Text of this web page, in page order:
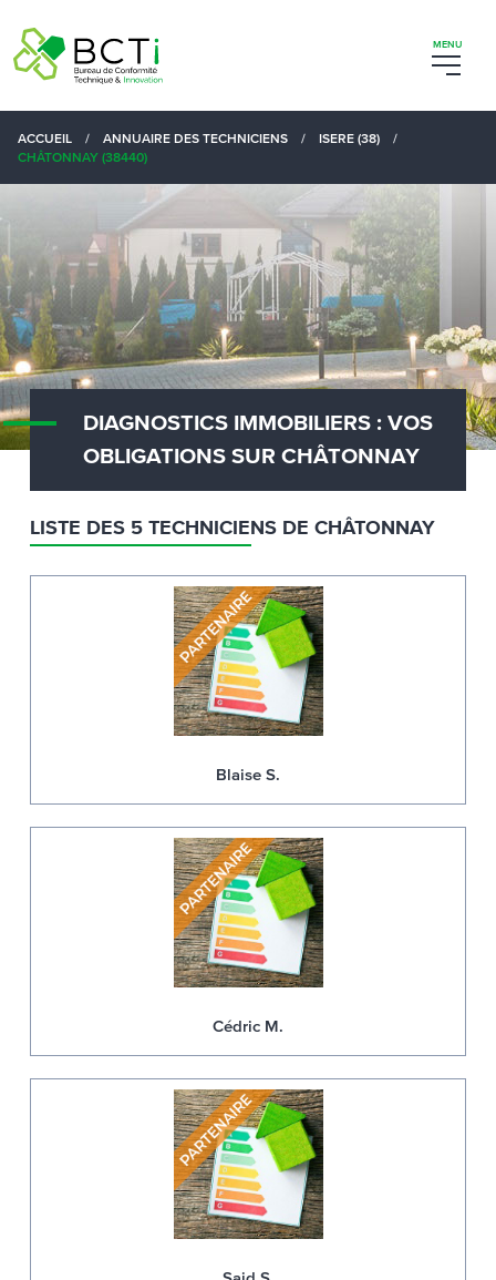
ACCUEIL / ANNUAIRE DES TECHNICIENS / ISERE (38)
/
CHÂTONNAY (38440)
DIAGNOSTICS IMMOBILIERS : VOS
OBLIGATIONS SUR CHÂTONNAY
LISTE DES 5 TECHNICIENS DE CHÂTONNAY
Blaise S.
Cédric M.